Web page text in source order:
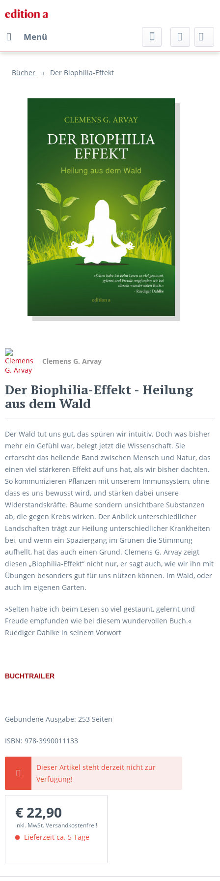
Menü
Bücher Der Biophilia-Effekt
Clemens G. Arvay
Der Biophilia-Effekt - Heilung
aus dem Wald
Der Wald tut uns gut, das spüren wir intuitiv. Doch was bisher
mehr ein Gefühl war, belegt jetzt die Wissenschaft. Sie
erforscht das heilende Band zwischen Mensch und Natur, das
einen viel stärkeren Effekt auf uns hat, als wir bisher dachten.
So kommunizieren Pflanzen mit un­serem Immunsystem, ohne
dass es uns bewusst wird, und stärken dabei unsere
Widerstandskräfte. Bäume sondern unsichtbare Substanzen
ab, die gegen Krebs wirken. Der Anblick unterschiedlicher
Landschaf­ten trägt zur Heilung unterschiedlicher Krankheiten
bei, und wenn ein Spaziergang im Grünen die Stimmung
aufhellt, hat das auch einen Grund. Clemens G. Arvay zeigt
diesen „Biophilia-Effekt“ nicht nur, er sagt auch, wie wir ihn mit
Übungen besonders gut für uns nützen können. Im Wald, oder
auch im eigenen Garten.
»Selten habe ich beim Lesen so viel gestaunt, gelernt und
Freude empfunden wie bei diesem wundervollen Buch.«
Ruediger Dahlke in seinem Vorwort
BUCHTRAILER
Gebundene Ausgabe: 253 Seiten
ISBN: 978-3990011133
Dieser Artikel steht derzeit nicht zur
Verfügung!
€ 22,90
inkl. MwSt. Versandkostenfrei!
Lieferzeit ca. 5 Tage